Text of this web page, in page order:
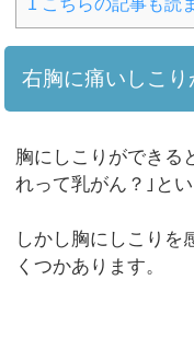
右胸に痛いしこ
胸にしこりができる
れって乳がん？｣とい
しかし胸にしこりを
くつかあります。